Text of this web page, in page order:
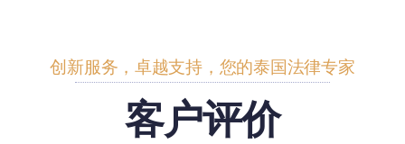
创新服务，卓越支持，您的泰国法律专家
客户评价